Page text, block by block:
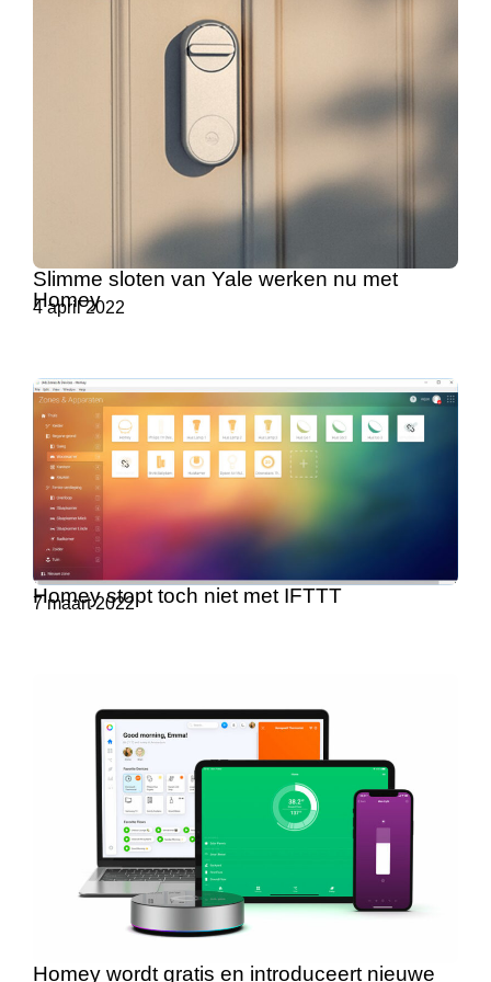
Slimme sloten van Yale werken nu met
Homey
4 april 2022
Homey stopt toch niet met IFTTT
7 maart 2022
Homey wordt gratis en introduceert nieuwe